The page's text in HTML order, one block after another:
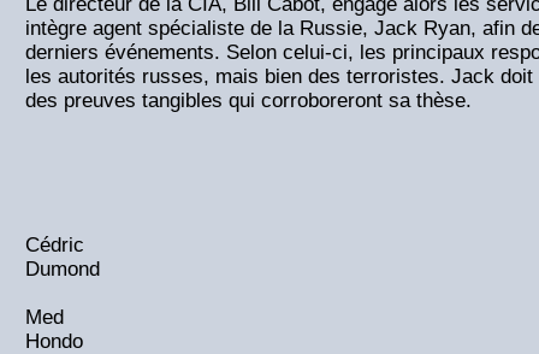
intègre agent spécialiste de la Russie, Jack Ryan, afin
derniers événements. Selon celui-ci, les principaux
les autorités russes, mais bien des terroristes. Jack
des preuves tangibles qui corroboreront sa thèse.
Cédric
Dumond
Med
Hondo